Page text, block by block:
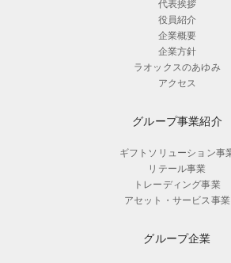
代表挨拶
役員紹介
企業概要
企業方針
ラオックスのあゆみ
アクセス
グループ事業紹介
ギフトソリューション事
リテール事業
トレーディング事業
アセット・サービス事業
グループ企業